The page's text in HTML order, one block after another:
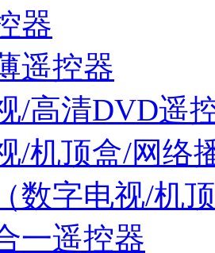
器
遥控器
/高清DVD遥
/机顶盒/网络
数字电视/机
一遥控器